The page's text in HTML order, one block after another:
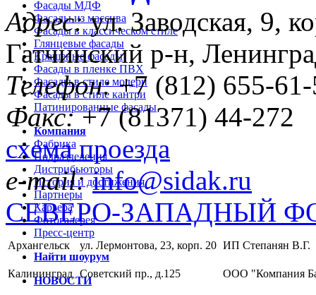
Фасады МДФ
Фасады из массива
Фасады в классическом стиле
Глянцевые фасады
Крашеные фасады
Фасады в пленке ПВХ
Фасады в стиле модерн
Фасады в стиле кантри
Патинированные фасады
Компания
Фабрика
Подразделения
Дистрибьюторы
История и достижения
Партнеры
Карьера
Фотогалерея
Пресс-центр
Найти шоурум
НОВОСТИ
Адрес:ул. Заводская, 9,
Гатчинский р-н,
Телефон:+7 (812) 655-
Факс:+7 (81371) 44-272
схема проезда
e-mail: info@sidak.ru
СЕВЕРО-ЗАПАДНЫЙ
Архангельск ул. Лермонтова, 23, корп. 20 ИП Степанян В.Г.
Калининград Советский пр., д.125 ООО "Компания